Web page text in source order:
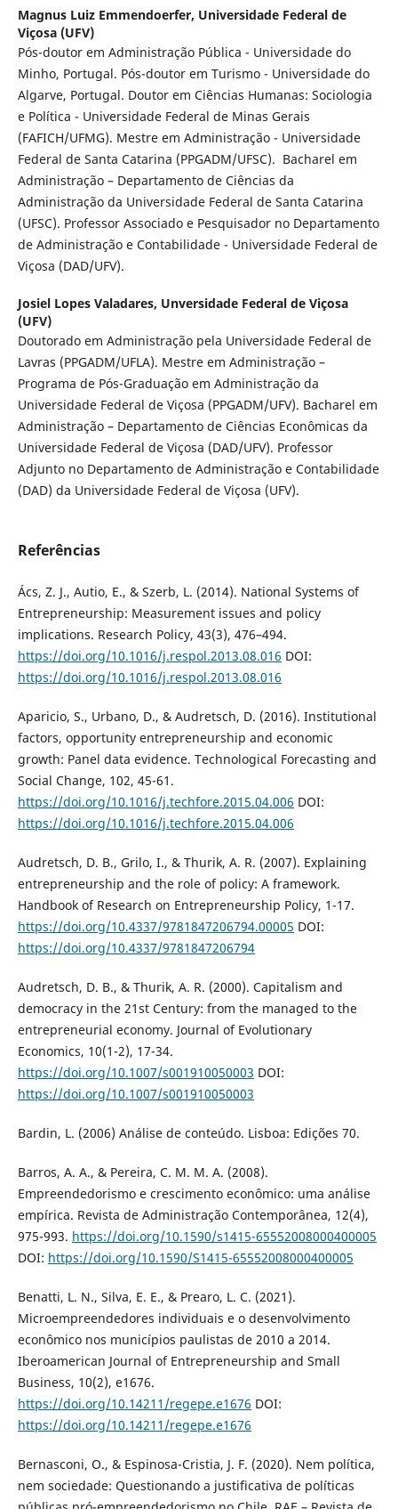
Magnus Luiz Emmendoerfer, Universidade Federal de
Viçosa (UFV)
Pós-doutor em Administração Pública - Universidade do
Minho, Portugal. Pós-doutor em Turismo - Universidade do
Algarve, Portugal. Doutor em Ciências Humanas: Sociologia
e Política - Universidade Federal de Minas Gerais
(FAFICH/UFMG). Mestre em Administração - Universidade
Federal de Santa Catarina (PPGADM/UFSC). Bacharel em
Administração – Departamento de Ciências da
Administração da Universidade Federal de Santa Catarina
(UFSC). Professor Associado e Pesquisador no Departamento
de Administração e Contabilidade - Universidade Federal de
Viçosa (DAD/UFV).
Josiel Lopes Valadares, Unversidade Federal de Viçosa
(UFV)
Doutorado em Administração pela Universidade Federal de
Lavras (PPGADM/UFLA). Mestre em Administração –
Programa de Pós-Graduação em Administração da
Universidade Federal de Viçosa (PPGADM/UFV). Bacharel em
Administração – Departamento de Ciências Econômicas da
Universidade Federal de Viçosa (DAD/UFV). Professor
Adjunto no Departamento de Administração e Contabilidade
(DAD) da Universidade Federal de Viçosa (UFV).
Referências
Ács, Z. J., Autio, E., & Szerb, L. (2014). National Systems of
Entrepreneurship: Measurement issues and policy
implications. Research Policy, 43(3), 476–494.
https://doi.org/10.1016/j.respol.2013.08.016 DOI:
https://doi.org/10.1016/j.respol.2013.08.016
Aparicio, S., Urbano, D., & Audretsch, D. (2016). Institutional
factors, opportunity entrepreneurship and economic
growth: Panel data evidence. Technological Forecasting and
Social Change, 102, 45-61.
https://doi.org/10.1016/j.techfore.2015.04.006 DOI:
https://doi.org/10.1016/j.techfore.2015.04.006
Audretsch, D. B., Grilo, I., & Thurik, A. R. (2007). Explaining
entrepreneurship and the role of policy: A framework.
Handbook of Research on Entrepreneurship Policy, 1-17.
https://doi.org/10.4337/9781847206794.00005 DOI:
https://doi.org/10.4337/9781847206794
Audretsch, D. B., & Thurik, A. R. (2000). Capitalism and
democracy in the 21st Century: from the managed to the
entrepreneurial economy. Journal of Evolutionary
Economics, 10(1-2), 17-34.
https://doi.org/10.1007/s001910050003 DOI:
https://doi.org/10.1007/s001910050003
Bardin, L. (2006) Análise de conteúdo. Lisboa: Edições 70.
Barros, A. A., & Pereira, C. M. M. A. (2008).
Empreendedorismo e crescimento econômico: uma análise
empírica. Revista de Administração Contemporânea, 12(4),
975-993. https://doi.org/10.1590/s1415-65552008000400005
DOI: https://doi.org/10.1590/S1415-65552008000400005
Benatti, L. N., Silva, E. E., & Prearo, L. C. (2021).
Microempreendedores individuais e o desenvolvimento
econômico nos municípios paulistas de 2010 a 2014.
Iberoamerican Journal of Entrepreneurship and Small
Business, 10(2), e1676.
https://doi.org/10.14211/regepe.e1676 DOI:
https://doi.org/10.14211/regepe.e1676
Bernasconi, O., & Espinosa-Cristia, J. F. (2020). Nem política,
nem sociedade: Questionando a justificativa de políticas